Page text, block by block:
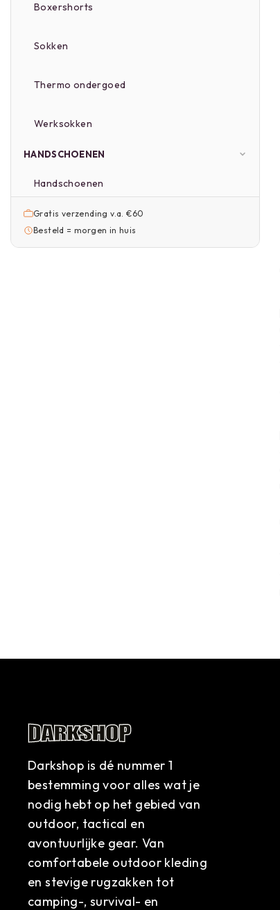
Boxershorts
Sokken
Thermo ondergoed
Werksokken
HANDSCHOENEN
Handschoenen
Gratis verzending v.a. €60
Besteld = morgen in huis
Darkshop is dé nummer 1
bestemming voor alles wat je
nodig hebt op het gebied van
outdoor, tactical en
avontuurlijke gear. Van
comfortabele outdoor kleding
en stevige rugzakken tot
camping-, survival- en